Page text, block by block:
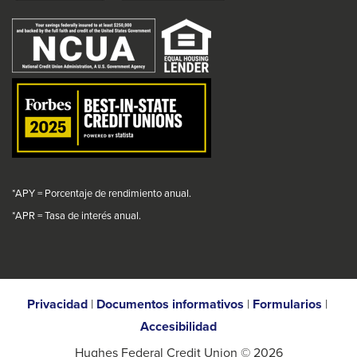
next
of
the
site
rather
than
through
menu
will
trigger
a
popup
message.
*APY = Porcentaje de rendimiento anual.
*APR = Tasa de interés anual.
Privacidad| Documentos informativos | Formularios |
Accesibilidad
Hughes Federal Credit Union © 2026